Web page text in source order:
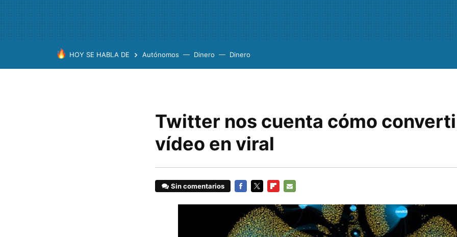
HOY SE HABLA DE Autónomos Dinero Dinero
Twitter nos cuenta cómo
vídeo en viral
Sin comentarios
MAIL